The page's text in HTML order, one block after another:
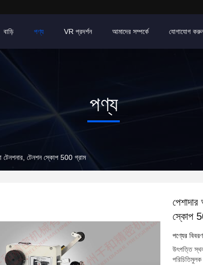
বাড়ি পণ্য VR প্রদর্শন আমাদের সম্পর্কে যোগাযোগ
পণ্য
টেনশনার, টেনশন স্কোপ 500 গ্রাম
স্কোপ
পণ্যের বিবরণ
উৎপত্তি